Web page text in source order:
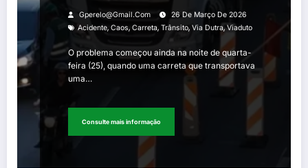
Paulo e travam manhã na
Baixada Fluminense
Gperelo@gmail.com
26 De Março De 2026
Acidente, Caos, Carreta, Trânsito, Via Dutra,Viaduto
O problema começou ainda na noite de quarta-
feira (25), quando uma carreta que transportava
uma…
Consulte mais informação